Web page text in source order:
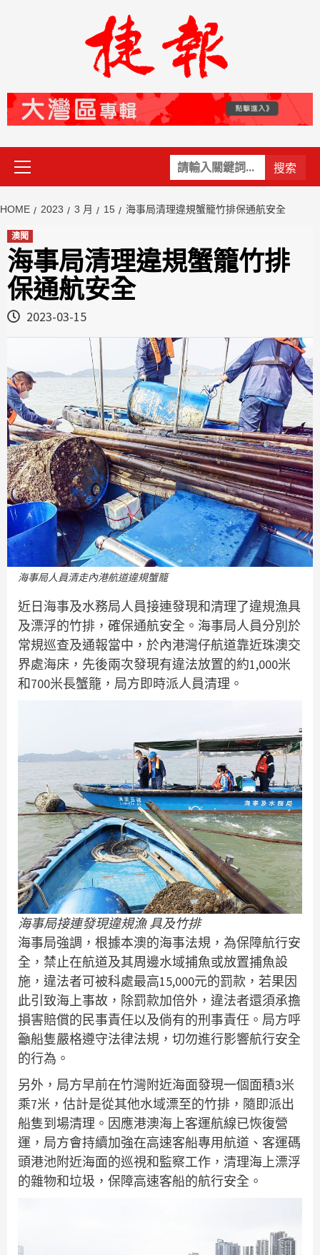
關
鍵
Primary
Menu
HOME 2023 3 月 15 海事局清理違規蟹籠竹排保通航安全
澳聞
海事局清理違規蟹籠竹排
保通航安全
2023-03-15
海事局人員清走內港航道違規蟹籠
近日海事及水務局人員接連發現和清理了違規漁具
及漂浮的竹排，確保通航安全。海事局人員分別於
常規巡查及通報當中，於內港灣仔航道靠近珠澳交
界處海床，先後兩次發現有違法放置的約1,000米
和700米長蟹籠，局方即時派人員清理。
海事局接連發現違規漁 具及竹排
海事局強調，根據本澳的海事法規，為保障航行安
全，禁止在航道及其周邊水域捕魚或放置捕魚設
施，違法者可被科處最高15,000元的罰款，若果因
此引致海上事故，除罰款加倍外，違法者還須承擔
損害賠償的民事責任以及倘有的刑事責任。局方呼
籲船隻嚴格遵守法律法規，切勿進行影響航行安全
的行為。
另外，局方早前在竹灣附近海面發現一個面積3米
乘7米，估計是從其他水域漂至的竹排，隨即派出
船隻到場清理。因應港澳海上客運航線已恢復營
運，局方會持續加強在高速客船專用航道、客運碼
頭港池附近海面的巡視和監察工作，清理海上漂浮
的雜物和垃圾，保障高速客船的航行安全。